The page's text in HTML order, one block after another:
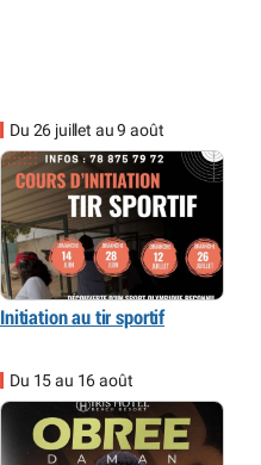
Du 26 juillet au 9 août
Initiation au tir sportif
Du 15 au 16 août